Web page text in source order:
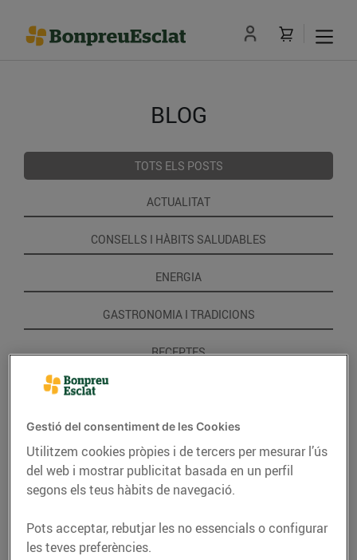
BLOG
TOTS ELS POSTS
ACTUALITAT
CONSELLS I HÀBITS SALUDABLES
ENERGIA
GASTRONOMIA I TRADICIONS
RECEPTES
Gestió del consentiment de les Cookies
Utilitzem cookies pròpies i de tercers per mesurar l’ús
del web i mostrar publicitat basada en un perfil
segons els teus hàbits de navegació.
Pots acceptar, rebutjar les no essencials o configurar
les teves preferències.